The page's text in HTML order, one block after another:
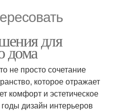
для
дома
не просто сочетание
которое отражает
комфорт и эстетическое
дизайн интерьеров